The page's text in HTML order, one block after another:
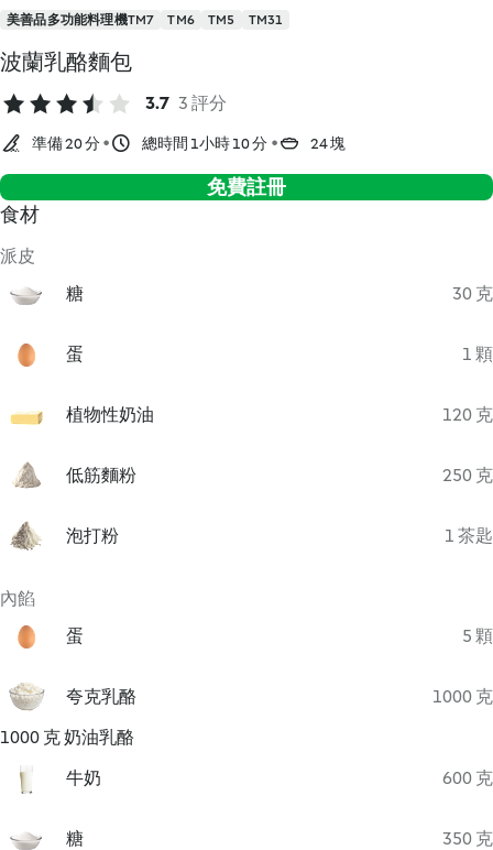
美善品多功能料理機TM7 TM6 TM5 TM31
波蘭乳酪麵包
3.7 3 評分
準備 20 分 總時間 1小時 10 分 24 塊
免費註冊
食材
派皮
糖
30 克
蛋 1 顆
植物性奶油 120 克
低筋麵粉 250 克
泡打粉 1 茶匙
內餡
蛋
5 顆
夸克乳酪
1000 克
1000 克 奶油乳酪
牛奶
600 克
糖 350 克